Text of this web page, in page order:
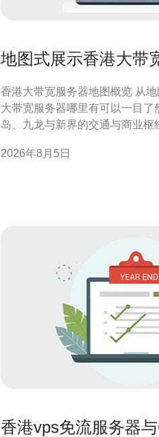
地图式展示香港大带
香港大带宽服务器地图概览 从地图式展示出发，香港
大带宽服务器哪里有可以一目了
岛、九龙与新界的交通与商业枢
性，便于企业根据业务区域和访
2026年8月5日
香港vps免流服务器